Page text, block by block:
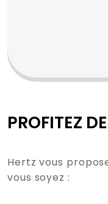
PROFITEZ
Hertz vous
vous soyez :